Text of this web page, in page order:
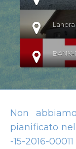
BANK-
Non
pianificato
-15-2016-